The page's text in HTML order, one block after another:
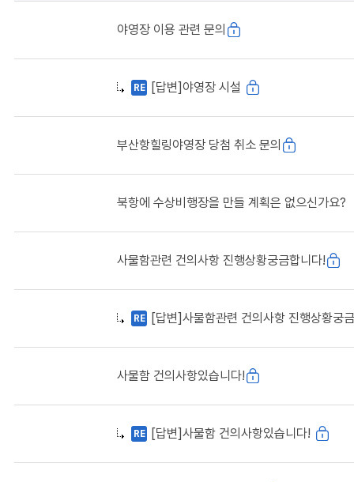
야영장 이용 관련 문의
RE [답변]야영장 시설
부산항힐링야영장 당첨 취소 문의
북항에 수상비행장을 만들 계획은 없으신가요?
사물함관련 건의사항 진행상황궁금합니다!
RE [답변]사물함관련 건의사항 진행상황궁
사물함 건의사항있습니다!
RE [답변]사물함 건의사항있습니다!